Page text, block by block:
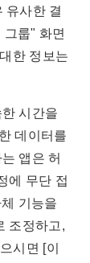
유사한 결
룹" 화면
한 정보는
시간을
데이터를
앱은 허
에 무단 접
기능을
조정하고,
시면 [이